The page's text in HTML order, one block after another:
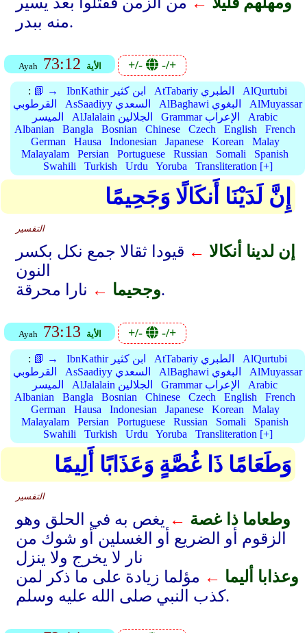
منه ببدر.
Ayah 73:12 الأية +/- -/+
: 📗 → IbnKathir ابن كثير AtTabariy الطبري
AlQurtubi
القرطوبي
AsSaadiyy السعدي AlBaghawi البغوي
AlMuyassar
الميسر
AlJalalain الجلالين Grammar الإعراب
Arabic
Albanian
Bangla Bosnian Chinese Czech English
French
German
Hausa Indonesian Japanese Korean
Malay
Malayalam
Persian Portuguese Russian Somali
Spanish
Swahili
Turkish Urdu Yoruba Transliteration [+]
إِنَّ لَدَيْنَا أَنكَالًا وَجَحِيمًا
التفسير
إن لدينا أنكالا ← قيودا ثقالا جمع نكل بكسر
النون
وجحيما ← نارا محرقة.
Ayah 73:13 الأية +/- -/+
: 📗 → IbnKathir ابن كثير AtTabariy الطبري
AlQurtubi
القرطوبي
AsSaadiyy السعدي AlBaghawi البغوي
AlMuyassar
الميسر
AlJalalain الجلالين Grammar الإعراب
Arabic
Albanian
Bangla Bosnian Chinese Czech English
French
German
Hausa Indonesian Japanese Korean
Malay
Malayalam
Persian Portuguese Russian Somali
Spanish
Swahili
Turkish Urdu Yoruba Transliteration [+]
وَطَعَامًا ذَا غُصَّةٍ وَعَذَابًا أَلِيمًا
التفسير
وطعاما ذا غصة ← يغص به في الحلق وهو
الزقوم أو الضريع أو الغسلين أو شوك من
نار لا يخرج ولا ينزل
وعذابا أليما ← مؤلما زيادة على ما ذكر لمن
كذب النبي صلى الله عليه وسلم.